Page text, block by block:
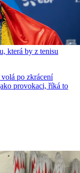
která by z tenisu
po zkrácení
provokaci, říká to